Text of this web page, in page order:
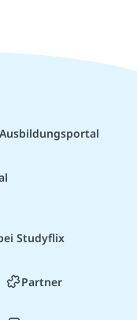
Studyflix
Partner